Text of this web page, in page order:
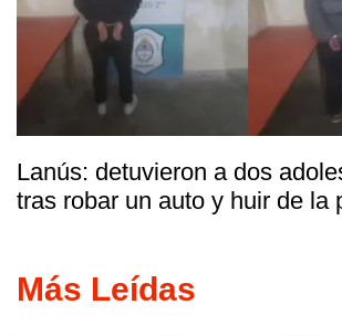
Lanús: detuvieron a dos
tras robar un auto y huir de la
Más Leídas